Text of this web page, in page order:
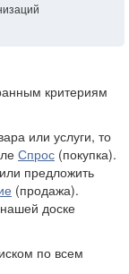
критериям
или услуги, то
Спрос (покупка).
предложить
(продажа).
доске
по всем